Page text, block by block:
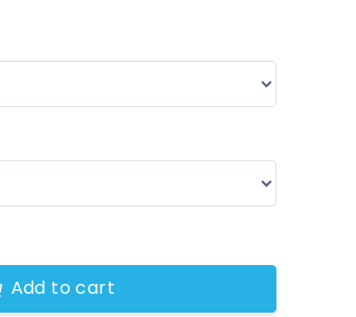
Add to cart